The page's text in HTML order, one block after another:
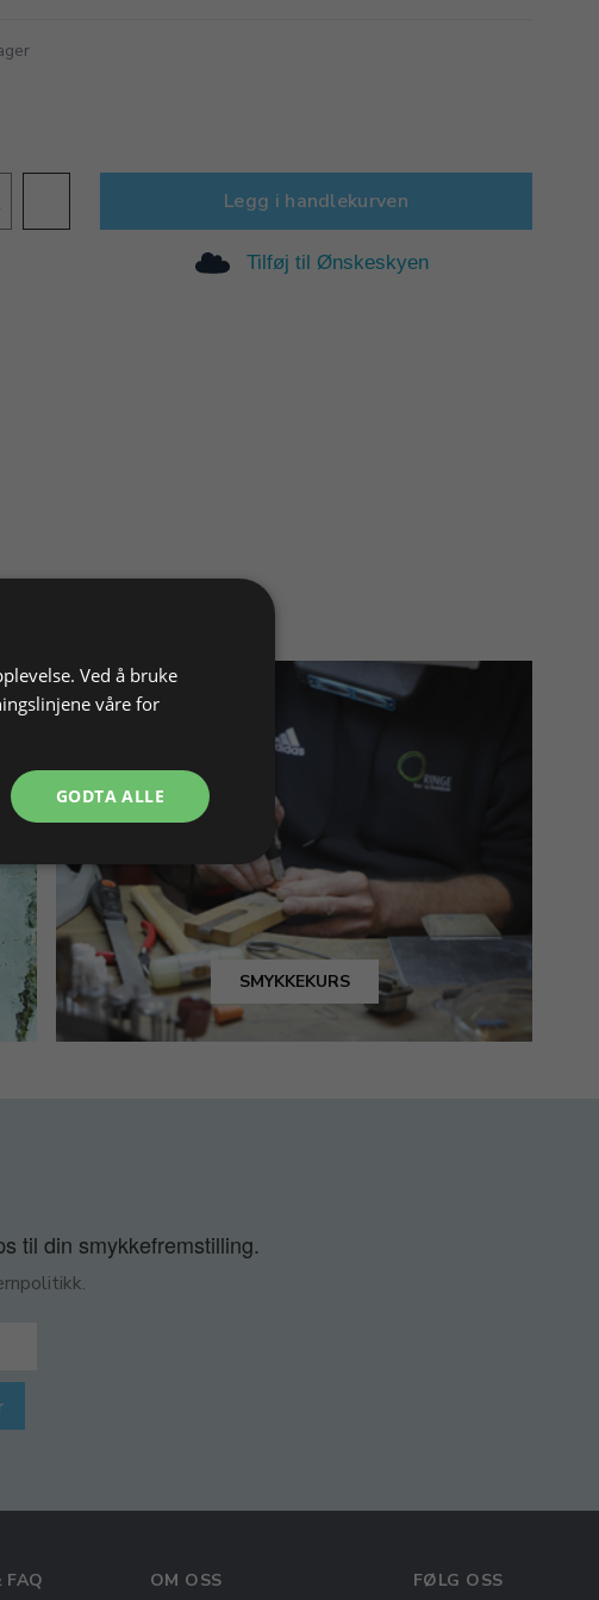
Legg i handlekurven
Tilføj til Ønskeskyen
SMYKKEKURS
til din smykkefremstilling.
FAQ OM OSS FØLG OSS
Ved å bruke
våre for
GODTA ALLE